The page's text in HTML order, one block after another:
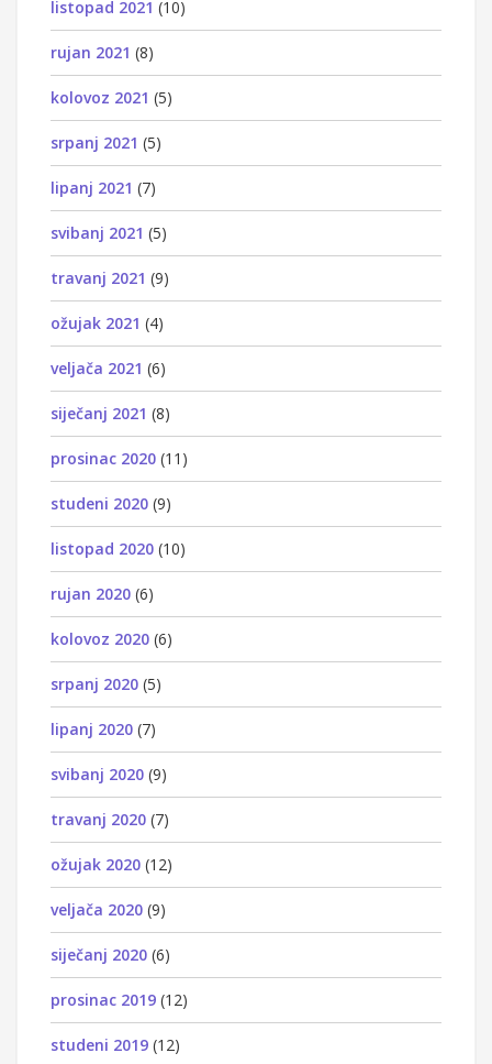
listopad 2021 (10)
rujan 2021 (8)
kolovoz 2021 (5)
srpanj 2021 (5)
lipanj 2021 (7)
svibanj 2021 (5)
travanj 2021 (9)
ožujak 2021 (4)
veljača 2021 (6)
siječanj 2021 (8)
prosinac 2020 (11)
studeni 2020 (9)
listopad 2020 (10)
rujan 2020 (6)
kolovoz 2020 (6)
srpanj 2020 (5)
lipanj 2020 (7)
svibanj 2020 (9)
travanj 2020 (7)
ožujak 2020 (12)
veljača 2020 (9)
siječanj 2020 (6)
prosinac 2019 (12)
studeni 2019 (12)